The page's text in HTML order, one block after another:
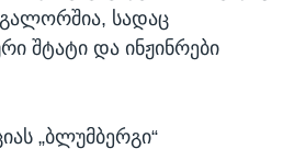
სადაც
შტატი და ინჟინრები
„ბლუმბერგი“